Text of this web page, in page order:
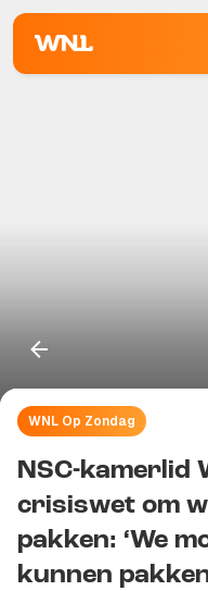
WNL Op Zondag
NSC-kamerlid
crisiswet om
pakken: ‘We
kunnen